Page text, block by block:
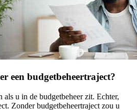
een budgetbeheertraject?
als u in de budgetbeheer zit. Echter,
Zonder budgetbeheertraject zou u